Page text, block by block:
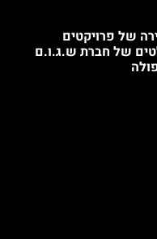
של פרויקטים
של חברת ש.ג.ו.ם